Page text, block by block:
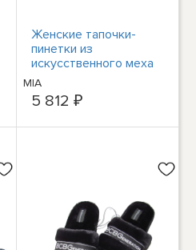
Женские тапочки-
пинетки из
искусственного меха
Mia Womens Chill с
графическим
рисунком BHFO 8936
MIA
5 812 ₽